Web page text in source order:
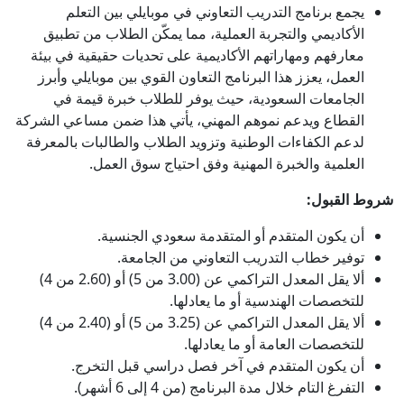
يجمع برنامج التدريب التعاوني في موبايلي بين التعلم
الأكاديمي والتجربة العملية، مما يمكّن الطلاب من تطبيق
معارفهم ومهاراتهم الأكاديمية على تحديات حقيقية في بيئة
العمل، يعزز هذا البرنامج التعاون القوي بين موبايلي وأبرز
الجامعات السعودية، حيث يوفر للطلاب خبرة قيمة في
القطاع ويدعم نموهم المهني، يأتي هذا ضمن مساعي الشركة
لدعم الكفاءات الوطنية وتزويد الطلاب والطالبات بالمعرفة
العلمية والخبرة المهنية وفق احتياج سوق العمل.
شروط القبول:
أن يكون المتقدم أو المتقدمة سعودي الجنسية.
توفير خطاب التدريب التعاوني من الجامعة.
ألا يقل المعدل التراكمي عن (3.00 من 5) أو (2.60 من 4)
للتخصصات الهندسية أو ما يعادلها.
ألا يقل المعدل التراكمي عن (3.25 من 5) أو (2.40 من 4)
للتخصصات العامة أو ما يعادلها.
أن يكون المتقدم في آخر فصل دراسي قبل التخرج.
التفرغ التام خلال مدة البرنامج (من 4 إلى 6 أشهر).